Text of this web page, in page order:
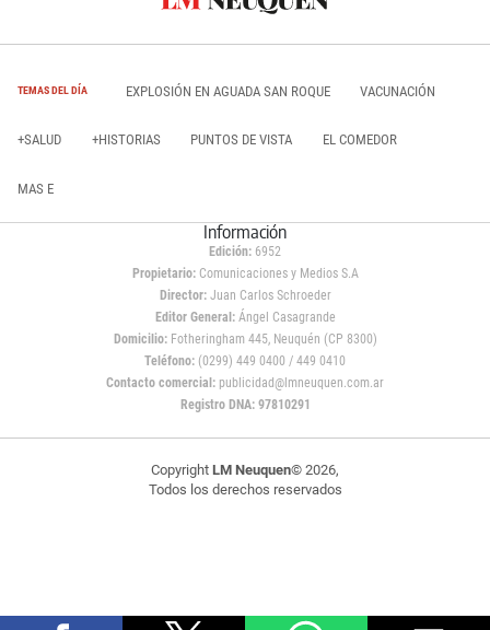
TEMAS DEL DÍA EXPLOSIÓN EN AGUADA SAN ROQUE VACUNACIÓN
+SALUD +HISTORIAS PUNTOS DE VISTA EL COMEDOR
MAS E
Información
Edición: 6952
Propietario:Comunicaciones y Medios S.A
Director: Juan Carlos Schroeder
Editor General:Ángel Casagrande
Domicilio:Fotheringham 445, Neuquén (CP 8300)
Teléfono: (0299) 449 0400 / 449 0410
Contacto comercial: publicidad@lmneuquen.com.ar
Registro DNA: 97810291
Copyright LM Neuquen© 2026,
Todos los derechos reservados